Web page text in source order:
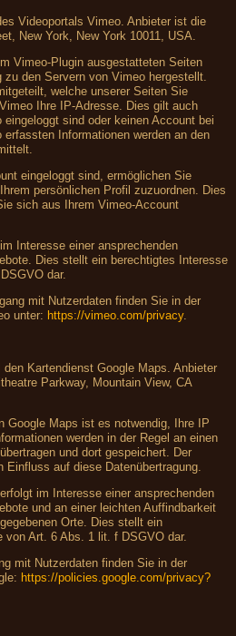
Videoportals Vimeo. Anbieter ist die
New York, New York 10011, USA.
Vimeo-Plugin ausgestatteten Seiten
zu den Servern von Vimeo hergestellt.
welche unserer Seiten Sie
Ihre IP-Adresse. Dies gilt auch
sind oder keinen Account bei
Informationen werden an den
eingeloggt sind, ermöglichen Sie
persönlichen Profil zuzuordnen. Dies
sich aus Ihrem Vimeo-Account
Interesse einer ansprechenden
Dies stellt ein berechtigtes Interesse
dar.
mit Nutzerdaten finden Sie in der
unter: https://vimeo.com/privacy.
Kartendienst Google Maps. Anbieter
Parkway, Mountain View, CA
Google Maps ist es notwendig, Ihre IP
werden in der Regel an einen
und dort gespeichert. Der
auf diese Datenübertragung.
im Interesse einer ansprechenden
und an einer leichten Auffindbarkeit
Orte. Dies stellt ein
Art. 6 Abs. 1 lit. f DSGVO dar.
mit Nutzerdaten finden Sie in der
https://policies.google.com/privacy?